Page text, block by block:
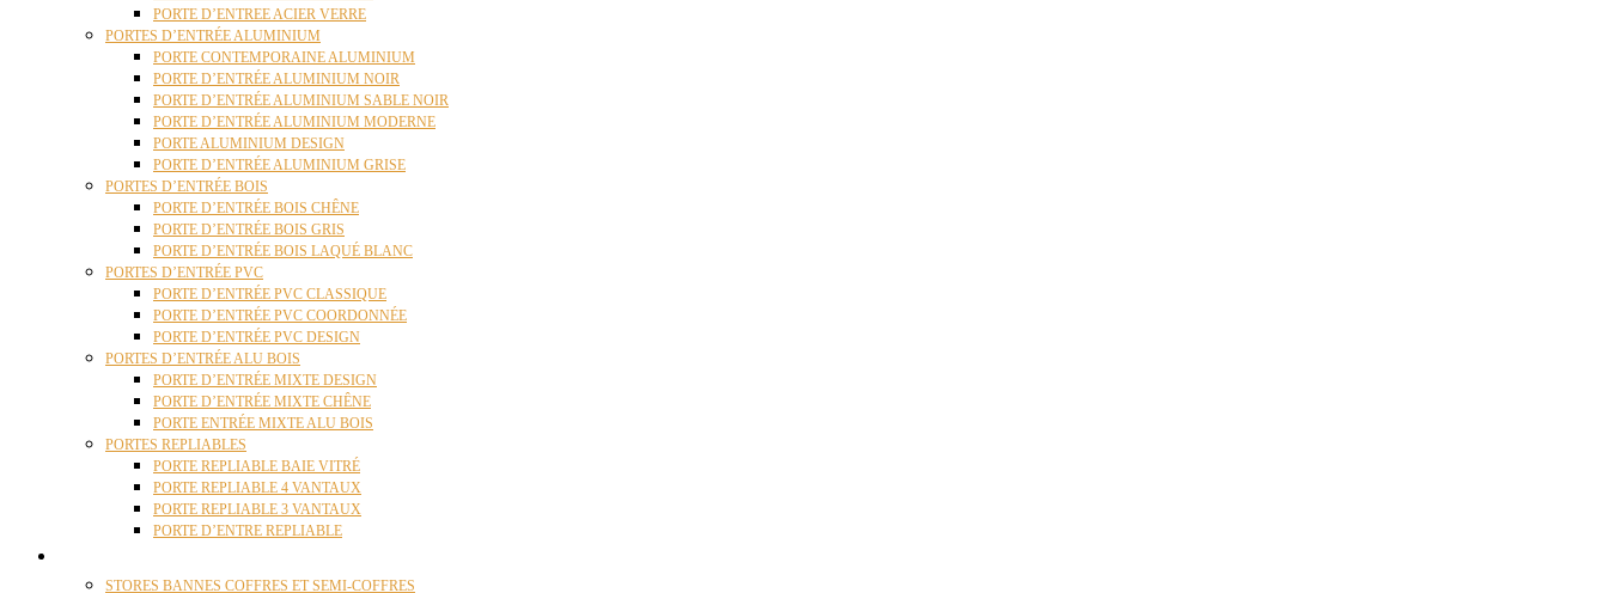
PORTE D’ENTREE ACIER VERRE
PORTES D’ENTRÉE ALUMINIUM
PORTE CONTEMPORAINE ALUMINIUM
PORTE D’ENTRÉE ALUMINIUM NOIR
PORTE D’ENTRÉE ALUMINIUM SABLE NOIR
PORTE D’ENTRÉE ALUMINIUM MODERNE
PORTE ALUMINIUM DESIGN
PORTE D’ENTRÉE ALUMINIUM GRISE
PORTES D’ENTRÉE BOIS
PORTE D’ENTRÉE BOIS CHÊNE
PORTE D’ENTRÉE BOIS GRIS
PORTE D’ENTRÉE BOIS LAQUÉ BLANC
PORTES D’ENTRÉE PVC
PORTE D’ENTRÉE PVC CLASSIQUE
PORTE D’ENTRÉE PVC COORDONNÉE
PORTE D’ENTRÉE PVC DESIGN
PORTES D’ENTRÉE ALU BOIS
PORTE D’ENTRÉE MIXTE DESIGN
PORTE D’ENTRÉE MIXTE CHÊNE
PORTE ENTRÉE MIXTE ALU BOIS
PORTES REPLIABLES
PORTE REPLIABLE BAIE VITRÉ
PORTE REPLIABLE 4 VANTAUX
PORTE REPLIABLE 3 VANTAUX
PORTE D’ENTRE REPLIABLE
STORES BANNES COFFRES ET SEMI-COFFRES